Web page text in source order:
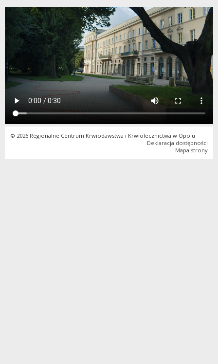
© 2026 Regionalne Centrum Krwiodawstwa i Krwiolecznictwa w Opolu
Deklaracja dostępności
Mapa strony